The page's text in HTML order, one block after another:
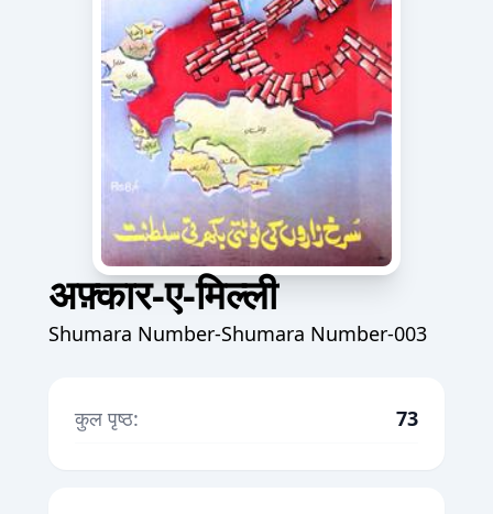
अफ़्कार-ए-मिल्ली
Shumara Number-Shumara Number-003
कुल पृष्ठ: 73